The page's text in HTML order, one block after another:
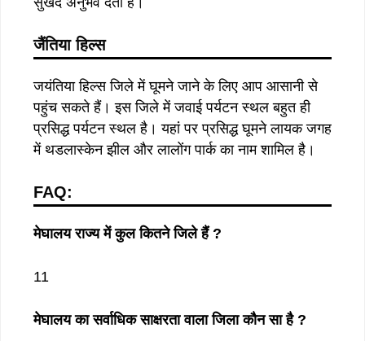
जैंतिया हिल्स
जयंतिया हिल्स जिले में घूमने जाने के लिए आप आसानी से
पहुंच सकते हैं। इस जिले में जवाई पर्यटन स्थल बहुत ही
प्रसिद्ध पर्यटन स्थल है। यहां पर प्रसिद्ध घूमने लायक जगह
में थडलास्केन झील और लालोंग पार्क का नाम शामिल है।
FAQ:
मेघालय राज्य में कुल कितने जिले हैं ?
11
मेघालय का सर्वाधिक साक्षरता वाला जिला कौन सा है ?